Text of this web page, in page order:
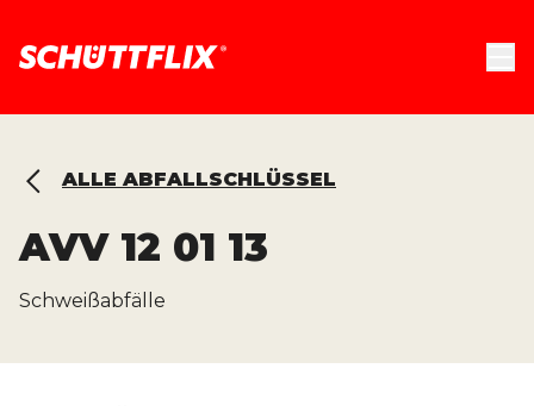
ALLE ABFALLSCHLÜSSEL
AVV 12 01 13
Schweißabfälle